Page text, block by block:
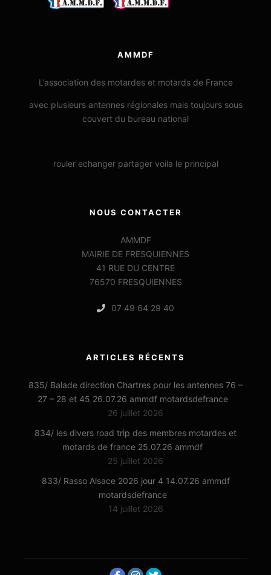
AMMDF
L’association des motardes et motards de France
avec plusieurs antennes régionales mais toujours sous
couvert du bureau national
rouler echanger partager voila le principal
NOUS CONTACTER
AMMDF
MAIRIE DE FRESQUIENNES
41 RUE DU CENTRE
76570 FRESQUIENNES
07 49 64 29 40
ARTICLES RÉCENTS
835/ Balade direction Chartres pour les antennes 76 –
27 – 28 et 45 26.07.26 ammdf motardsdefrance
26 juillet 2026
834/ les divers road trip des membres motardes et
motards de france 25.07.26 ammdf
25 juillet 2026
833/ Rasso Alsace 2026 jour 4 14.07.26 ammdf
motardsdefrance
14 juillet 2026